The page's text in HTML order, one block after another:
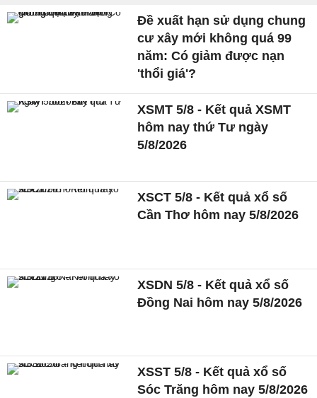
Đề xuất hạn sử dụng chung
cư xây mới không quá 99
năm: Có giảm được nạn
'thổi giá'?
XSMT 5/8 - Kết quả XSMT
hôm nay thứ Tư ngày
5/8/2026
XSCT 5/8 - Kết quả xổ số
Cần Thơ hôm nay 5/8/2026
XSDN 5/8 - Kết quả xổ số
Đồng Nai hôm nay 5/8/2026
XSST 5/8 - Kết quả xổ số
Sóc Trăng hôm nay 5/8/2026